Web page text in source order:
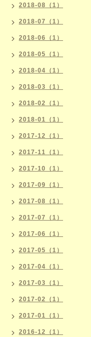
2018-08（1）
2018-07（1）
2018-06（1）
2018-05（1）
2018-04（1）
2018-03（1）
2018-02（1）
2018-01（1）
2017-12（1）
2017-11（1）
2017-10（1）
2017-09（1）
2017-08（1）
2017-07（1）
2017-06（1）
2017-05（1）
2017-04（1）
2017-03（1）
2017-02（1）
2017-01（1）
2016-12（1）